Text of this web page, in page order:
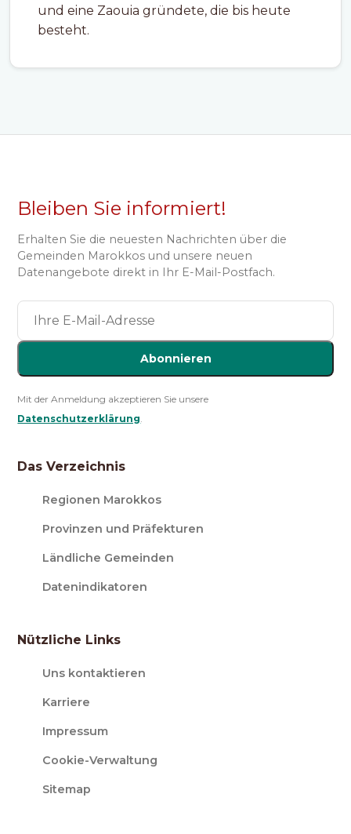
und eine Zaouia gründete, die bis heute
besteht.
Bleiben Sie informiert!
Erhalten Sie die neuesten Nachrichten über die
Gemeinden Marokkos und unsere neuen
Datenangebote direkt in Ihr E-Mail-Postfach.
Abonnieren
Mit der Anmeldung akzeptieren Sie unsere
Datenschutzerklärung.
Das Verzeichnis
Regionen Marokkos
Provinzen und Präfekturen
Ländliche Gemeinden
Datenindikatoren
Nützliche Links
Uns kontaktieren
Karriere
Impressum
Cookie-Verwaltung
Sitemap